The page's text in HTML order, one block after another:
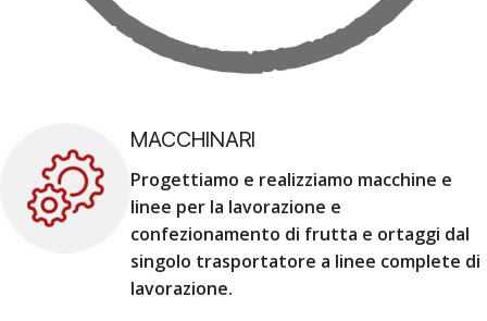
MACCHINARI
Progettiamo e realizziamo macchine e
linee per la lavorazione e
confezionamento di frutta e ortaggi dal
singolo trasportatore a linee complete di
lavorazione.